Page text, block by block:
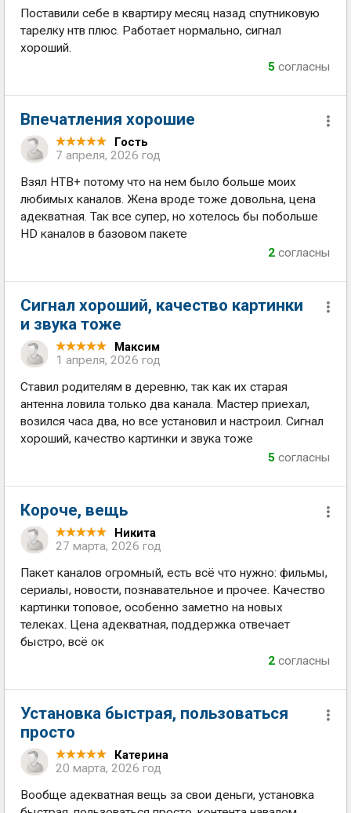
Поставили себе в квартиру месяц назад спутниковую
тарелку нтв плюс. Работает нормально, сигнал
хороший.
5 согласны
Впечатления хорошие
Гость
7 апреля, 2026 год
Взял НТВ+ потому что на нем было больше моих
любимых каналов. Жена вроде тоже довольна, цена
адекватная. Так все супер, но хотелось бы побольше
HD каналов в базовом пакете
2 согласны
Сигнал хороший, качество картинки
и звука тоже
Максим
1 апреля, 2026 год
Ставил родителям в деревню, так как их старая
антенна ловила только два канала. Мастер приехал,
возился часа два, но все установил и настроил. Сигнал
хороший, качество картинки и звука тоже
5 согласны
Короче, вещь
Никита
27 марта, 2026 год
Пакет каналов огромный, есть всё что нужно: фильмы,
сериалы, новости, познавательное и прочее. Качество
картинки топовое, особенно заметно на новых
телеках. Цена адекватная, поддержка отвечает
быстро, всё ок
2 согласны
Установка быстрая, пользоваться
просто
Катерина
20 марта, 2026 год
Вообще адекватная вещь за свои деньги, установка